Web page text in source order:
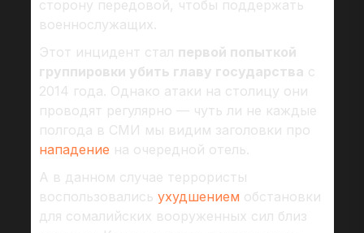
сторону передовой, чтобы поддержать
военнослужащих.
Этот инцидент стал первой попыткой
группировки убить главу государства с
2014 года. Однако атаки на столицу они
проводят регулярно — чуть ли не каждые
полгода в СМИ мы видим заголовки про
нападение на очередной отель.
А в данном случае террористы
воспользовались ухудшением обстановки
для сомалийских вооруженных сил близ